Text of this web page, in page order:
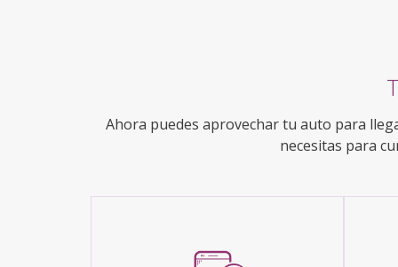
Ahora puedes aprovechar tu auto para
necesitas para